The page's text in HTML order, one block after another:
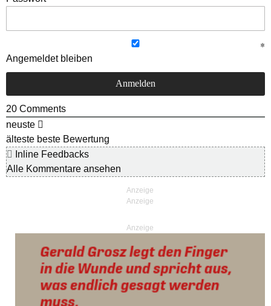
Angemeldet bleiben
20 Comments
neuste
älteste beste Bewertung
Inline Feedbacks
Alle Kommentare ansehen
Anzeige